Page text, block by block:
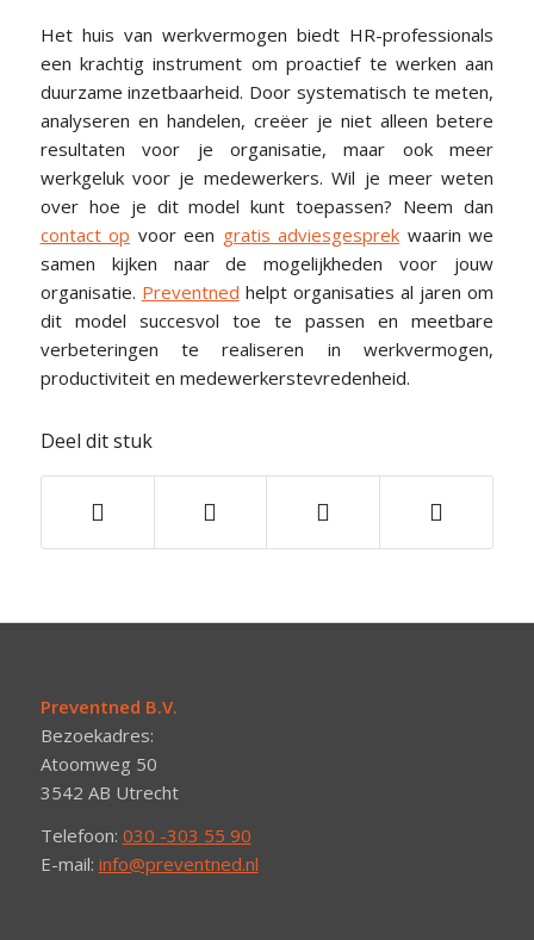
Het huis van werkvermogen biedt HR-professionals
een krachtig instrument om proactief te werken aan
duurzame inzetbaarheid. Door systematisch te meten,
analyseren en handelen, creëer je niet alleen betere
resultaten voor je organisatie, maar ook meer
werkgeluk voor je medewerkers. Wil je meer weten
over hoe je dit model kunt toepassen? Neem dan
contact op voor een gratis adviesgesprek waarin we
samen kijken naar de mogelijkheden voor jouw
organisatie. Preventned helpt organisaties al jaren om
dit model succesvol toe te passen en meetbare
verbeteringen te realiseren in werkvermogen,
productiviteit en medewerkerstevredenheid.
Deel dit stuk
Preventned B.V.
Bezoekadres:
Atoomweg 50
3542 AB Utrecht
Telefoon: 030 -303 55 90
E-mail: info@preventned.nl